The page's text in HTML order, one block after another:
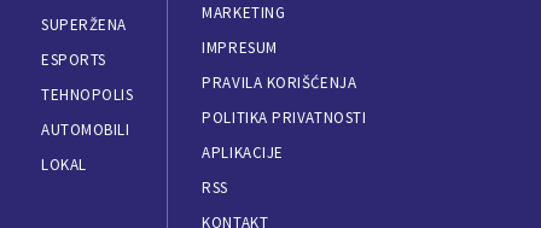
SUPERŽENA
ESPORTS
TEHNOPOLIS
AUTOMOBILI
LOKAL
MARKETING
IMPRESUM
PRAVILA KORIŠĆENJA
POLITIKA PRIVATNOSTI
APLIKACIJE
RSS
KONTAKT